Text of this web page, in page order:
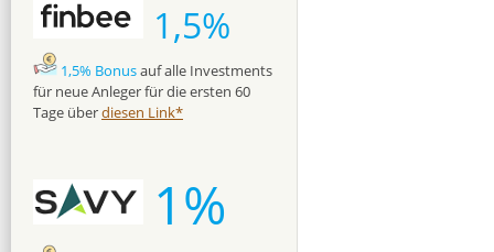
1,5%
1,5% Bonusauf alle Investments
für neue Anleger für die ersten 60
Tage überdiesen Link*
1%